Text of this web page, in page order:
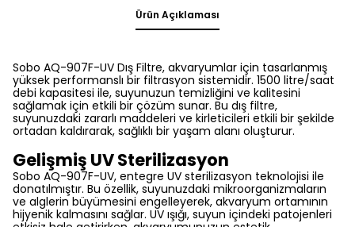
Ürün Açıklaması
Sobo AQ-907F-UV Dış Filtre, akvaryumlar için tasarlanmış
yüksek performanslı bir filtrasyon sistemidir. 1500 litre/saat
debi kapasitesi ile, suyunuzun temizliğini ve kalitesini
sağlamak için etkili bir çözüm sunar. Bu dış filtre,
suyunuzdaki zararlı maddeleri ve kirleticileri etkili bir şekilde
ortadan kaldırarak, sağlıklı bir yaşam alanı oluşturur.
Gelişmiş UV Sterilizasyon
Sobo AQ-907F-UV, entegre UV sterilizasyon teknolojisi ile
donatılmıştır. Bu özellik, suyunuzdaki mikroorganizmaların
ve alglerin büyümesini engelleyerek, akvaryum ortamının
hijyenik kalmasını sağlar. UV ışığı, suyun içindeki patojenleri